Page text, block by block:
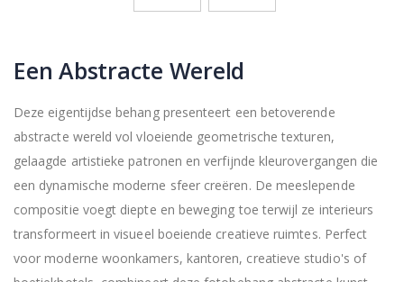
Een Abstracte Wereld
Deze eigentijdse behang presenteert een betoverende
abstracte wereld vol vloeiende geometrische texturen,
gelaagde artistieke patronen en verfijnde kleurovergangen die
een dynamische moderne sfeer creëren. De meeslepende
compositie voegt diepte en beweging toe terwijl ze interieurs
transformeert in visueel boeiende creatieve ruimtes. Perfect
voor moderne woonkamers, kantoren, creatieve studio's of